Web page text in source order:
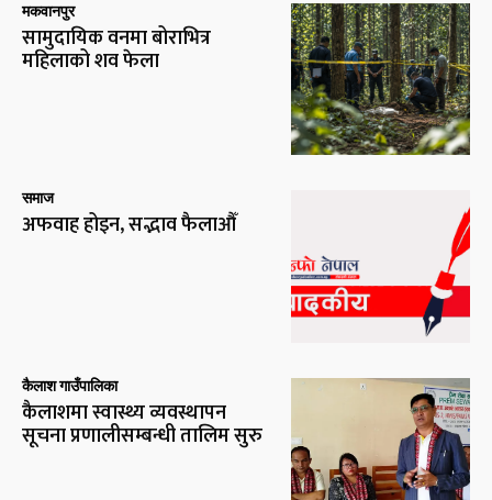
मकवानपुर
सामुदायिक वनमा बोराभित्र
महिलाको शव फेला
समाज
अफवाह होइन, सद्भाव फैलाऔँ
कैलाश गाउँपालिका
कैलाशमा स्वास्थ्य व्यवस्थापन
सूचना प्रणालीसम्बन्धी तालिम सुरु